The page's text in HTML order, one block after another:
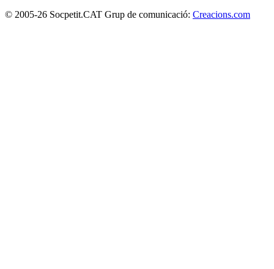
© 2005-26 Socpetit.CAT Grup de comunicació: Creacions.com